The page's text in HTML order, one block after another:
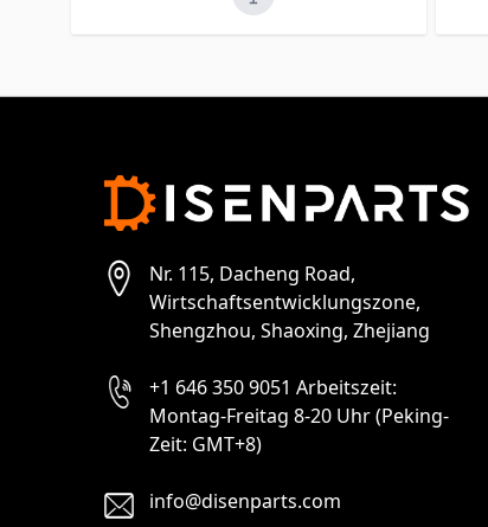
Nr. 115, Dacheng Road,
Wirtschaftsentwicklungszone,
Shengzhou, Shaoxing, Zhejiang
+1 646 350 9051 Arbeitszeit:
Montag-Freitag 8-20 Uhr (Peking-
Zeit: GMT+8)
info@disenparts.com